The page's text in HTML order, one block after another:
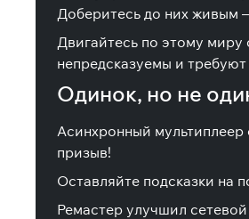
Доберитесь до них живым
Двигайтесь по этому
непредсказуемы и
Одинок, но не
Асинхронный
призыв!
Оставляйте подсказки на
Ремастер улучшил